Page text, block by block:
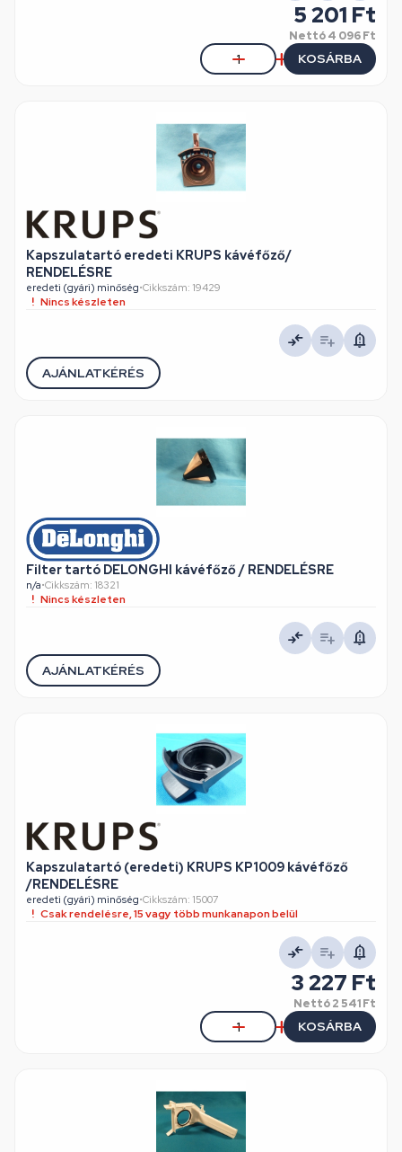
5 201 Ft
Nettó4 096 Ft
KOSÁRBA
Kapszulatartó eredeti KRUPS kávéfőző/
RENDELÉSRE
eredeti (gyári) minőség•Cikkszám: 19429
Nincs készleten
AJÁNLATKÉRÉS
Filter tartó DELONGHI kávéfőző / RENDELÉSRE
n/a•Cikkszám: 18321
Nincs készleten
AJÁNLATKÉRÉS
Kapszulatartó (eredeti) KRUPS KP1009 kávéfőző
/RENDELÉSRE
eredeti (gyári) minőség•Cikkszám: 15007
Csak rendelésre, 15 vagy több munkanapon belül
3 227 Ft
Nettó2 541 Ft
KOSÁRBA